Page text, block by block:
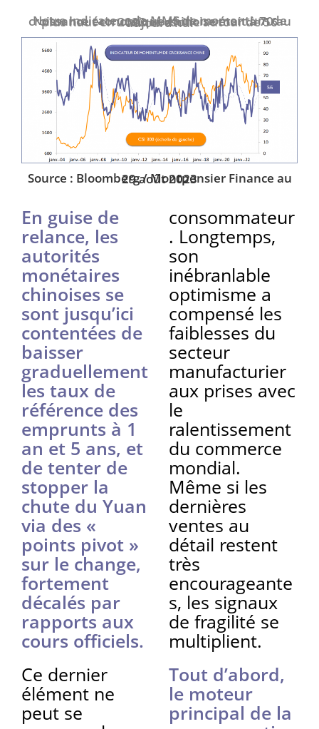
Notre indicateur de MMS de momentum de croissance économique chinoise était à 70 au plus haut en 2022 et oscille autour de 56 aujourd’hui
Source : Bloomberg / Montpensier Finance au 29 août 2023
En guise de
relance, les
autorités
monétaires
chinoises se
sont jusqu’ici
contentées de
baisser
graduellement
les taux de
référence des
emprunts à 1
an et 5 ans, et
de tenter de
stopper la
chute du Yuan
via des «
points pivot »
sur le change,
fortement
décalés par
rapports aux
cours officiels.
Ce dernier
élément ne
peut se
consommateur
. Longtemps,
son
inébranlable
optimisme a
compensé les
faiblesses du
secteur
manufacturier
aux prises avec
le
ralentissement
du commerce
mondial.
Même si les
dernières
ventes au
détail restent
très
encourageante
s, les signaux
de fragilité se
multiplient.
Tout d’abord,
le moteur
principal de la